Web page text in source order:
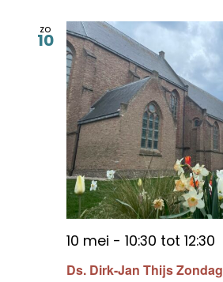
zo
10
Ds. Dirk-Jan Thijs
10 mei - 10:30 tot 12:30